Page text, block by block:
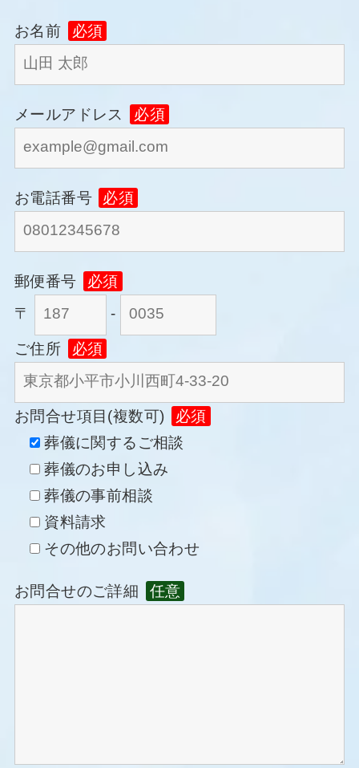
お名前 必須
メールアドレス 必須
お電話番号 必須
郵便番号
必須
〒
-
ご住所 必須
お問合せ項目(複数可)
必須
葬儀に関するご相談
葬儀のお申し込み
葬儀の事前相談
資料請求
その他のお問い合わせ
お問合せのご詳細 任意